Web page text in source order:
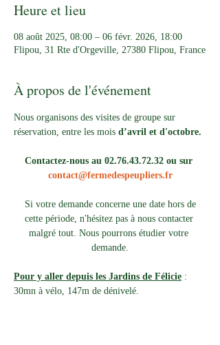
Heure et lieu
08 août 2025, 08:00 – 06 févr. 2026, 18:00
Flipou, 31 Rte d'Orgeville, 27380 Flipou, France
À propos de l'événement
Nous organisons des visites de groupe sur
réservation, entre les mois d’avril et d'octobre.
Contactez-nous au 02.76.43.72.32 ou sur
contact@fermedespeupliers.fr
Si votre demande concerne une date hors de
cette période, n'hésitez pas à nous contacter
malgré tout. Nous pourrons étudier votre
demande.
Pour y aller depuis les Jardins de Félicie :
30mn à vélo, 147m de dénivelé.